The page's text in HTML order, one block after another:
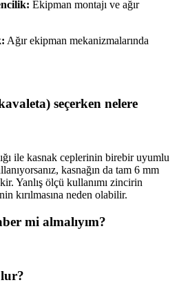
Ekipman montajı ve ağır
Ağır ekipman mekanizmalarında
seçerken nelere
ile kasnak ceplerinin birebir uyumlu
kasnağın da tam 6 mm
Yanlış ölçü kullanımı zincirin
kırılmasına neden olabilir.
mi almalıyım?